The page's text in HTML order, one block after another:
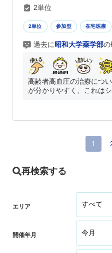
2単位
2単位 参加型 在宅医療
過去に昭和大学薬学部の
高齢者高血圧の治療につ
が分かりやすく、これは
1
再検索する
エリア
開催年月